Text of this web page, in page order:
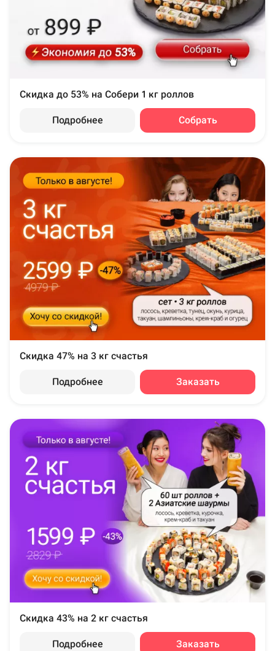
Скидка до 53% на Собери 1 кг роллов
Подробнее Собрать
Скидка 47% на 3 кг счастья
Подробнее Заказать
Скидка 43% на 2 кг счастья
Подробнее Заказать